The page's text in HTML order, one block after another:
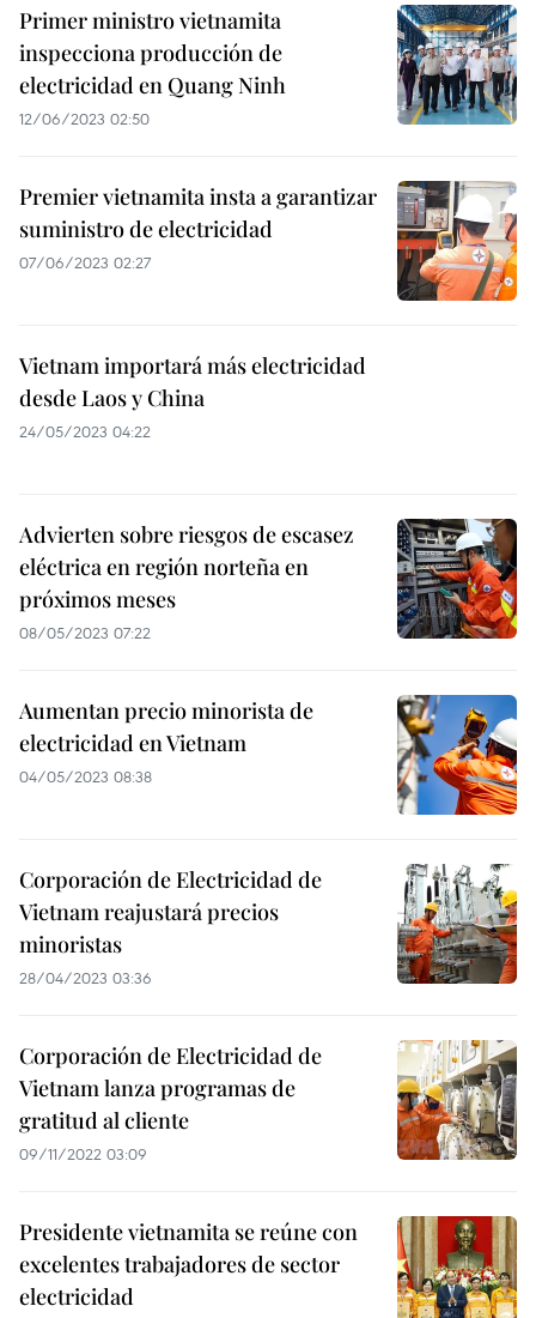
Primer ministro vietnamita
inspecciona producción de
electricidad en Quang Ninh
12/06/2023 02:50
Premier vietnamita insta a garantizar
suministro de electricidad
07/06/2023 02:27
Vietnam importará más electricidad
desde Laos y China
24/05/2023 04:22
Advierten sobre riesgos de escasez
eléctrica en región norteña en
próximos meses
08/05/2023 07:22
Aumentan precio minorista de
electricidad en Vietnam
04/05/2023 08:38
Corporación de Electricidad de
Vietnam reajustará precios
minoristas
28/04/2023 03:36
Corporación de Electricidad de
Vietnam lanza programas de
gratitud al cliente
09/11/2022 03:09
Presidente vietnamita se reúne con
excelentes trabajadores de sector
electricidad